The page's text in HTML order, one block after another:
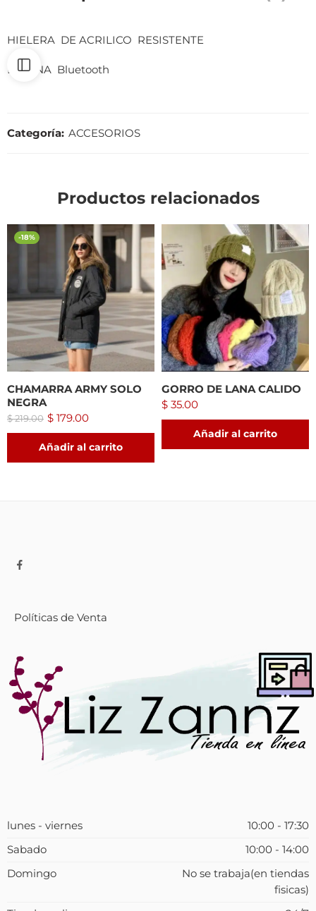
HIELERA DE ACRILICO RESISTENTE
BOCINA Bluetooth
Categoría: ACCESORIOS
Productos relacionados
-18%
CHAMARRA ARMY SOLO
NEGRA
$219.00 $ 179.00
Añadir al carrito
GORRO DE LANA CALIDO
$ 35.00
Añadir al carrito
Políticas de Venta
lunes - viernes
10:00 - 17:30
Sabado
10:00 - 14:00
Domingo
No se trabaja(en tiendas
fisicas)